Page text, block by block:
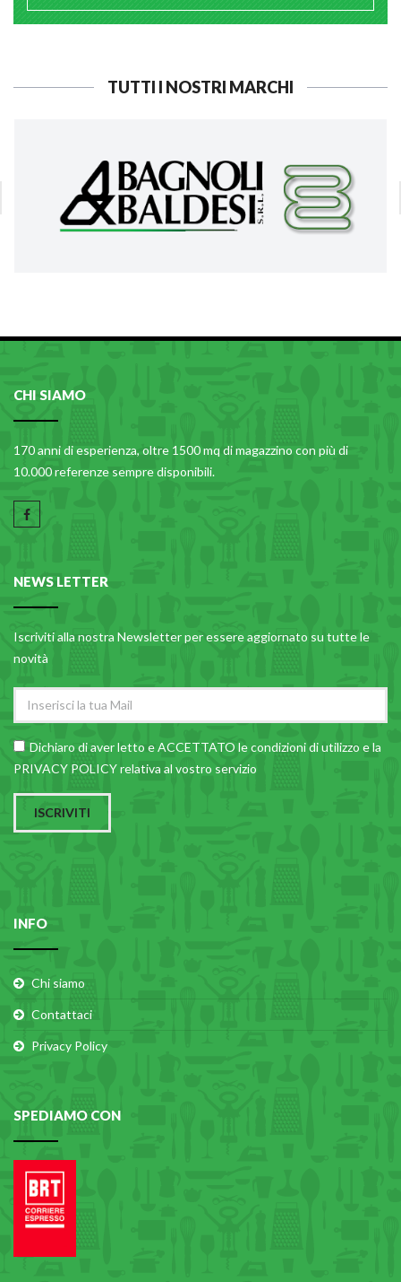
TUTTI I NOSTRI MARCHI
CHI SIAMO
170 anni di esperienza, oltre 1500 mq di magazzino con più di
10.000 referenze sempre disponibili.
NEWS LETTER
Iscriviti alla nostra Newsletter per essere aggiornato su tutte le
novità
Dichiaro di aver letto e ACCETTATO lecondizioni di utilizzo e la
PRIVACY POLICY relativa al vostro servizio
ISCRIVITI
INFO
Chi siamo
Contattaci
Privacy Policy
SPEDIAMO CON